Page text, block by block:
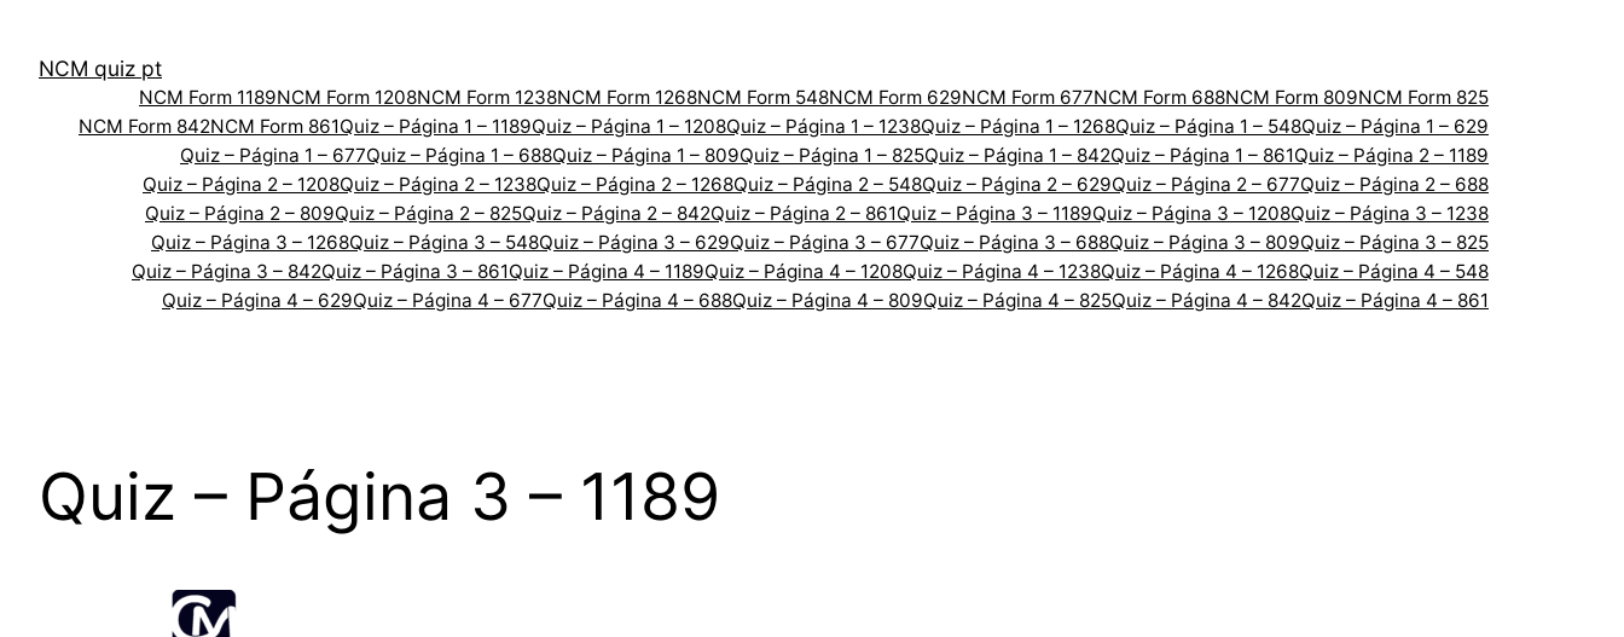
contentNCM quiz pt
NCM Form 1189NCM Form 1208NCM Form 1238NCM Form 1268NCM Form 548NCM Form 629NCM Form 677NCM Form 688NCM Form 809NCM Form 825
NCM Form 842NCM Form 861Quiz – Página 1 – 1189Quiz – Página 1 – 1208Quiz – Página 1 – 1238Quiz – Página 1 – 1268Quiz – Página 1 – 548Quiz – Página 1 – 629
Quiz – Página 1 – 677Quiz – Página 1 – 688Quiz – Página 1 – 809Quiz – Página 1 – 825Quiz – Página 1 – 842Quiz – Página 1 – 861Quiz – Página 2 – 1189
Quiz – Página 2 – 1208Quiz – Página 2 – 1238Quiz – Página 2 – 1268Quiz – Página 2 – 548Quiz – Página 2 – 629Quiz – Página 2 – 677Quiz – Página 2 – 688
Quiz – Página 2 – 809Quiz – Página 2 – 825Quiz – Página 2 – 842Quiz – Página 2 – 861Quiz – Página 3 – 1189Quiz – Página 3 – 1208Quiz – Página 3 – 1238
Quiz – Página 3 – 1268Quiz – Página 3 – 548Quiz – Página 3 – 629Quiz – Página 3 – 677Quiz – Página 3 – 688Quiz – Página 3 – 809Quiz – Página 3 – 825
Quiz – Página 3 – 842Quiz – Página 3 – 861Quiz – Página 4 – 1189Quiz – Página 4 – 1208Quiz – Página 4 – 1238Quiz – Página 4 – 1268Quiz – Página 4 – 548
Quiz – Página 4 – 629Quiz – Página 4 – 677Quiz – Página 4 – 688Quiz – Página 4 – 809Quiz – Página 4 – 825Quiz – Página 4 – 842Quiz – Página 4 – 861
Quiz – Página 3 – 1189